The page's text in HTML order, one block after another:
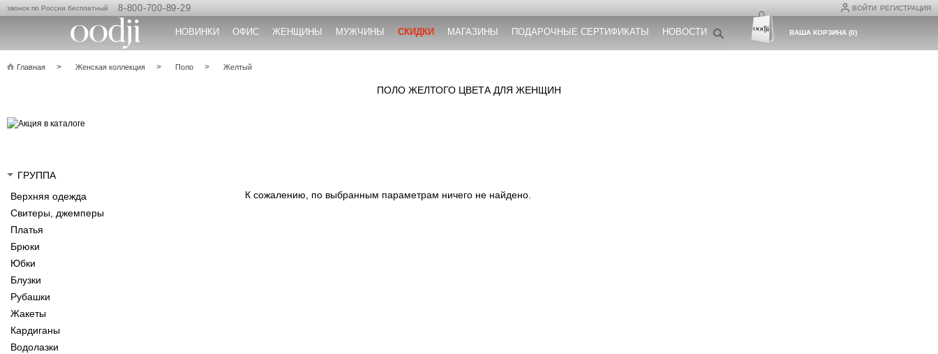
ВОЙТИ РЕГИСТРАЦИЯ
звонок по России бесплатный 8-800-700-89-29
НОВИНКИ ОФИС ЖЕНЩИНЫ МУЖЧИНЫ СКИДКИ МАГАЗИНЫ ПОДАРОЧНЫЕ СЕРТИФИКАТЫ НОВОСТИ ВАША КОРЗИНА(0)
Главная Женская коллекция Поло Желтый
ПОЛО ЖЕЛТОГО ЦВЕТА ДЛЯ ЖЕНЩИН
ГРУППА
Верхняя одежда
Свитеры, джемперы
Платья
Брюки
Юбки
Блузки
Рубашки
Жакеты
Кардиганы
Водолазки
К сожалению, по выбранным параметрам ничего не найдено.